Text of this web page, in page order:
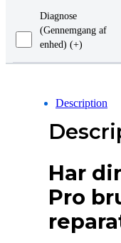
Diagnose
(Gennemgang af
enhed) (+)
Description
Har
Pro